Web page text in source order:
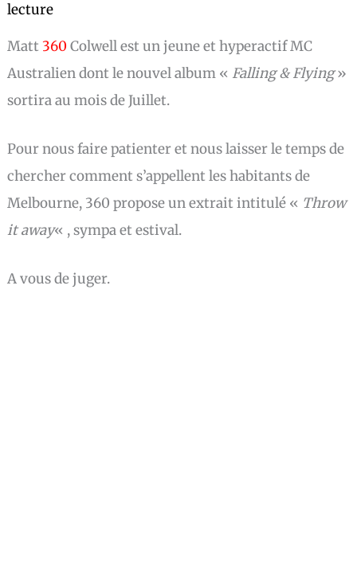
lecture
Matt 360 Colwell est un jeune et hyperactif MC
Australien dont le nouvel album « Falling & Flying»
sortira au mois de Juillet.
Pour nous faire patienter et nous laisser le temps de
chercher comment s’appellent les habitants de
Melbourne, 360 propose un extrait intitulé « Throw
it away« , sympa et estival.
A vous de juger.